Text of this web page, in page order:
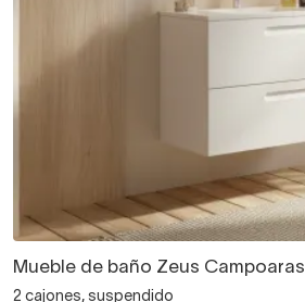
Mueble de baño Zeus Campoaras
2 cajones, suspendido